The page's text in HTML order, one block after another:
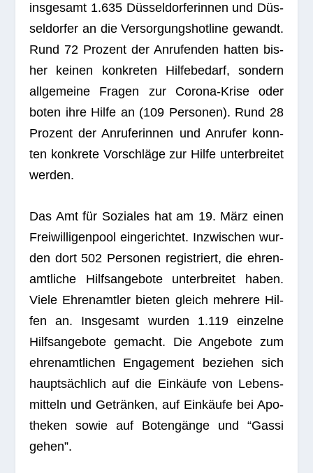
ins­ge­samt 1.635 Düs­sel­dor­fe­rin­nen und Düs­
sel­dor­fer an die Ver­sor­gungs­hot­line gewandt.
Rund 72 Pro­zent der Anru­fen­den hat­ten bis­
her kei­nen kon­kre­ten Hil­fe­be­darf, son­dern
all­ge­meine Fra­gen zur Corona-Krise oder
boten ihre Hilfe an (109 Per­so­nen). Rund 28
Pro­zent der Anru­fe­rin­nen und Anru­fer konn­
ten kon­krete Vor­schläge zur Hilfe unter­brei­tet
werden.
Das Amt für Sozia­les hat am 19. März einen
Frei­wil­li­gen­pool ein­ge­rich­tet. Inzwi­schen wur­
den dort 502 Per­so­nen regis­triert, die ehren­
amt­li­che Hilfs­an­ge­bote unter­brei­tet haben.
Viele Ehren­amt­ler bie­ten gleich meh­rere Hil­
fen an. Ins­ge­samt wur­den 1.119 ein­zelne
Hilfs­an­ge­bote gemacht. Die Ange­bote zum
ehren­amt­li­chen Enga­ge­ment bezie­hen sich
haupt­säch­lich auf die Ein­käufe von Lebens­
mit­teln und Geträn­ken, auf Ein­käufe bei Apo­
the­ken sowie auf Boten­gänge und “Gassi
gehen”.